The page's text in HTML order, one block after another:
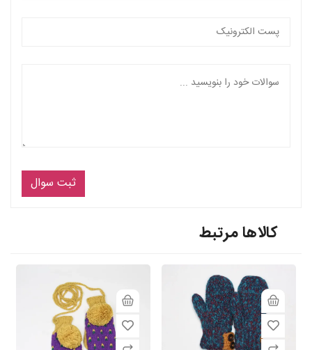
ثبت سوال
کالاها مرتبط